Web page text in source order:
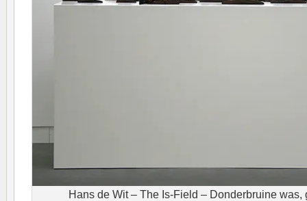
Hans de Wit – The Is-Field – Donderbruine was,